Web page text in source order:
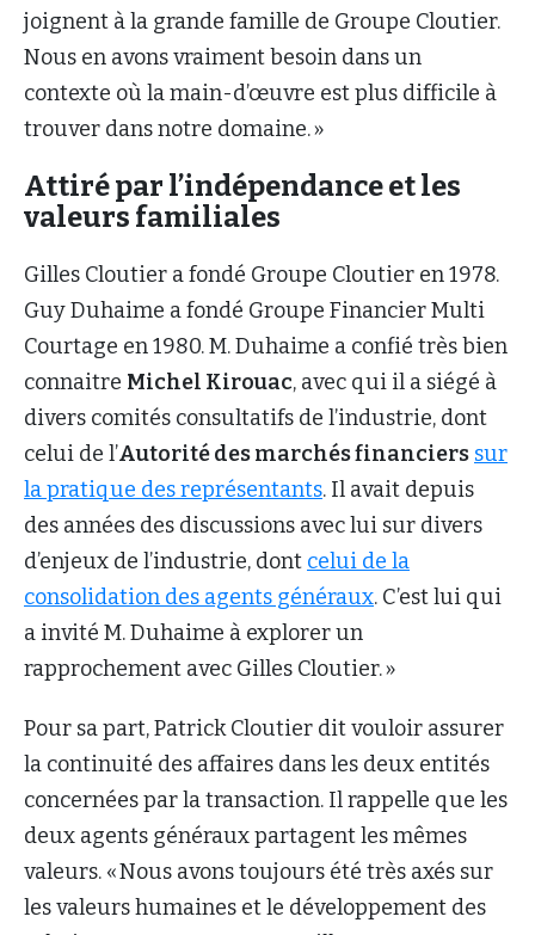
joignent à la grande famille de Groupe Cloutier.
Nous en avons vraiment besoin dans un
contexte où la main-d’œuvre est plus difficile à
trouver dans notre domaine. »
Attiré par l’indépendance et les
valeurs familiales
Gilles Cloutier a fondé Groupe Cloutier en 1978.
Guy Duhaime a fondé Groupe Financier Multi
Courtage en 1980. M. Duhaime a confié très bien
connaitre Michel Kirouac, avec qui il a siégé à
divers comités consultatifs de l’industrie, dont
celui de l’Autorité des marchés financiers sur
la pratique des représentants. Il avait depuis
des années des discussions avec lui sur divers
d’enjeux de l’industrie, dont celui de la
consolidation des agents généraux. C’est lui qui
a invité M. Duhaime à explorer un
rapprochement avec Gilles Cloutier. »
Pour sa part, Patrick Cloutier dit vouloir assurer
la continuité des affaires dans les deux entités
concernées par la transaction. Il rappelle que les
deux agents généraux partagent les mêmes
valeurs. « Nous avons toujours été très axés sur
les valeurs humaines et le développement des